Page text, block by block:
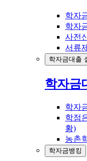
학자
학자
사전
서류
학자금대출
학자금
학자
학점
황)
농촌
학자금뱅킹